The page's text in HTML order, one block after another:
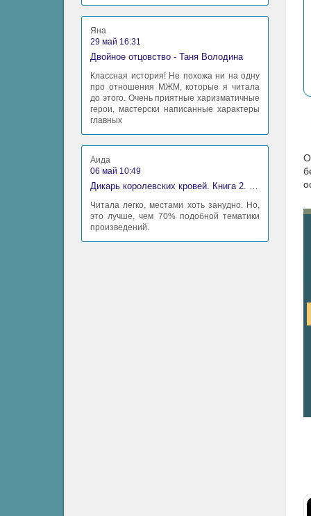
Яна
29 май 16:31
Двойное отцовство - Таня Володина
Классная история! Не похожа ни на одну
про отношения МЖМ, которые я читала
до этого. Очень приятные харизматичные
герои, мастерски написанные характеры
главных
Аида
06 май 10:49
Дикарь королевских кровей. Книга 2. Леди-фаворитка - Анна Сергеевна Гаврилова
Читала легко, местами хоть занудно. Но,
это лучше, чем 70% подобной тематики
произведений.